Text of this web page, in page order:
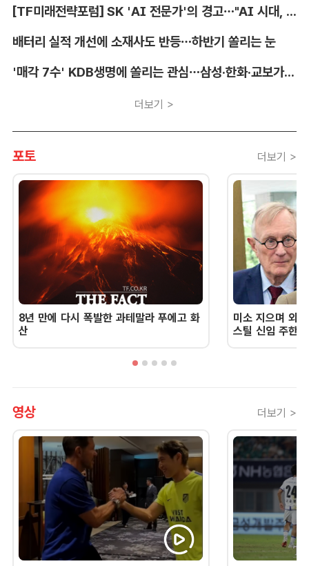
[TF미래전략포럼] SK 'AI 전문가'의 경고…"AI 시대, 인재 격차 더 커진다"
배터리 실적 개선에 소재사도 반등…하반기 쏠리는 눈
'매각 7수' KDB생명에 쏠리는 관심…삼성·한화·교보가 주목하는 이유
더보기 >
포토 더보기 >
8년 만에 다시 폭발한 과테말라 푸에고 화
산
미소 지으며 외
스틸 신임 주한
영상 더보기 >